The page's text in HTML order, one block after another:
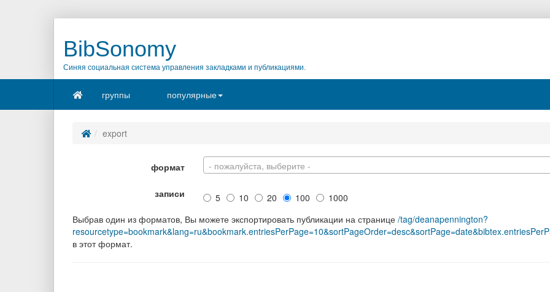
BibSonomy
Синяя социальная система управления закладками и публикациями.
группы популярные
export
формат - пожалуйста, выберите -
записи 5 10 20 100
1000
Выбрав один из форматов, Вы можете экспортировать публикации на странице /tag/deanapennington?
в этот формат.